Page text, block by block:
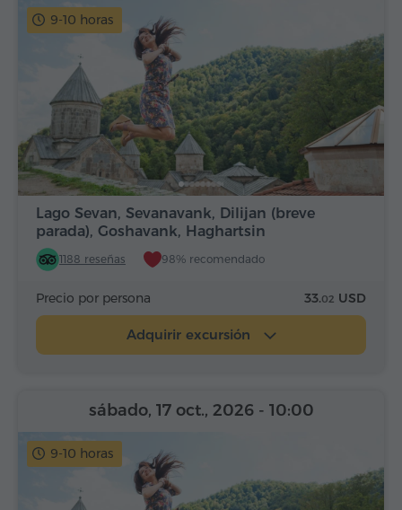
9-10 horas
Lago Sevan, Sevanavank, Dilijan (breve
parada), Goshavank, Haghartsin
1188 reseñas 98% recomendado
Precio por persona 33.02 USD
Adquirir excursión
9-10 horas
sábado, 17 oct., 2026 - 10:00